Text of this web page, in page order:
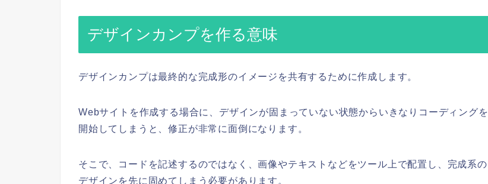
デザインカンプを作る意味
デザインカンプは最終的な完成形のイメージを共有するために作成します。
Webサイトを作成する場合に、デザインが固まっていない状態からいきなりコーディングを
開始してしまうと、修正が非常に面倒になります。
そこで、コードを記述するのではなく、画像やテキストなどをツール上で配置し、完成系の
デザインを先に固めてしまう必要があります。